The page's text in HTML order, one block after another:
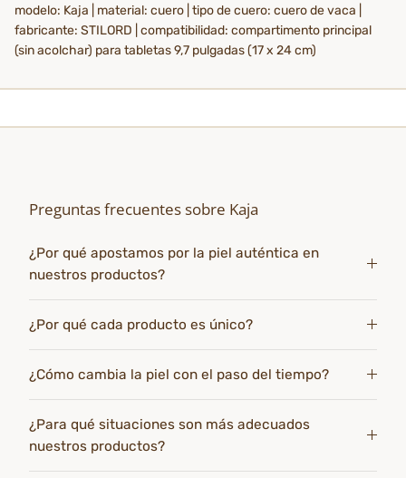
modelo: Kaja | material: cuero | tipo de cuero: cuero de vaca |
fabricante: STILORD | compatibilidad: compartimento principal
(sin acolchar) para tabletas 9,7 pulgadas (17 x 24 cm)
Preguntas frecuentes sobre Kaja
¿Por qué apostamos por la piel auténtica en
nuestros productos?
¿Por qué cada producto es único?
¿Cómo cambia la piel con el paso del tiempo?
¿Para qué situaciones son más adecuados
nuestros productos?